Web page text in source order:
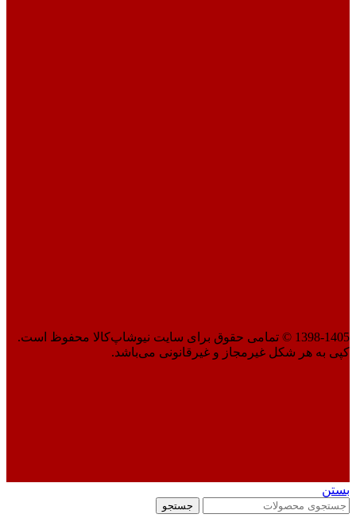
1398-1405 © تمامی حقوق برای سایت نیوشاپ‌کالا محفوظ است.
کپی به هر شکل غیرمجاز و غیرقانونی می‌باشد.
بستن
جستجو